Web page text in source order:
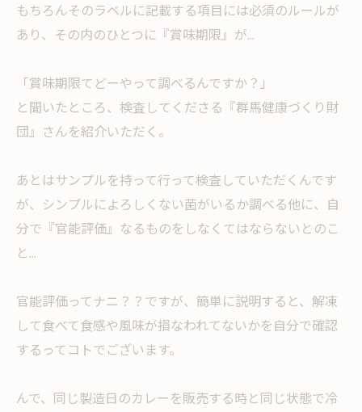
もちろんそのラベルに記載する項目には必須のルールが
あり、その内のひとつに『賞味期限』が...
「賞味期限てどーやって調べるんですか？」
と聞いたところ、検査してくださる『群馬健康づくり財
団』さんを紹介いただく。
あとはサンプルを持って行って検査していただくんです
が、シンプルによろしくない菌がいるか調べる他に、自
分で『官能評価』なるものをしなくてはならないとのこ
と...
官能評価ってナニ？？ですが、簡単に説明すると、解凍
して食べて食感や風味が損なわれてないかを自分で確認
するってコトでございます。
んで、同じ製造日のカレーを販売する時と同じ状態で冷